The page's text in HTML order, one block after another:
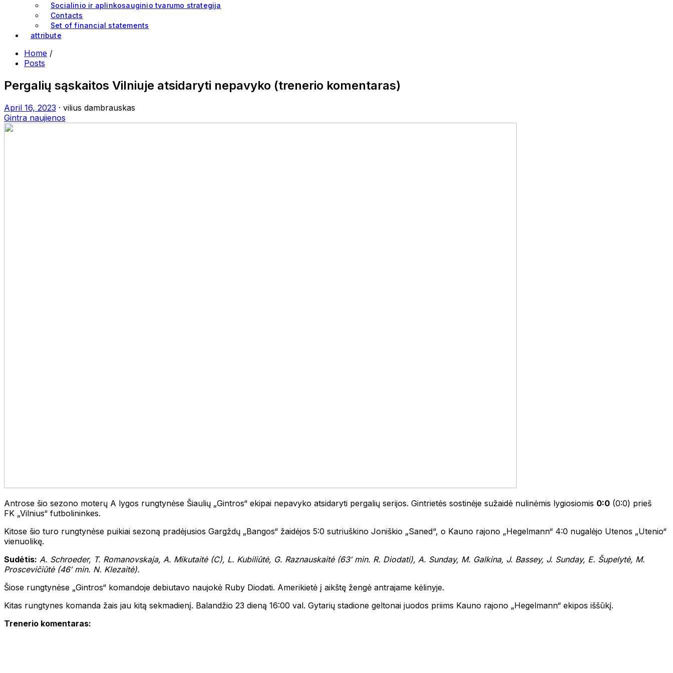
Socialinio ir aplinkosauginio tvarumo strategija
Contacts
Set of financial statements
attribute
Home /
Posts
Pergalių sąskaitos Vilniuje atsidaryti nepavyko (trenerio komentaras)
April 16, 2023 · vilius dambrauskas
Gintra naujienos
Antrose šio sezono moterų A lygos rungtynėse Šiaulių „Gintros“ ekipai nepavyko atsidaryti pergalių serijos. Gintrietės sostinėje sužaidė nulinėmis lygiosiomis 0:0 (0:0) prieš
FK „Vilnius“ futbolininkes.
Kitose šio turo rungtynėse puikiai sezoną pradėjusios Gargždų „Bangos“ žaidėjos 5:0 sutriuškino Joniškio „Saned“, o Kauno rajono „Hegelmann“ 4:0 nugalėjo Utenos „Utenio“
vienuolikę.
Sudėtis: A. Schroeder, T. Romanovskaja, A. Mikutaitė (C), L. Kubiliūtė, G. Raznauskaitė (63′ min. R. Diodati), A. Sunday, M. Galkina, J. Bassey, J. Sunday, E. Šupelytė, M.
Proscevičiūtė (46′ min. N. Klezaitė).
Šiose rungtynėse „Gintros“ komandoje debiutavo naujokė Ruby Diodati. Amerikietė į aikštę žengė antrajame kėlinyje.
Kitas rungtynes komanda žais jau kitą sekmadienį. Balandžio 23 dieną 16:00 val. Gytarių stadione geltonai juodos priims Kauno rajono „Hegelmann“ ekipos iššūkį.
Trenerio komentaras: